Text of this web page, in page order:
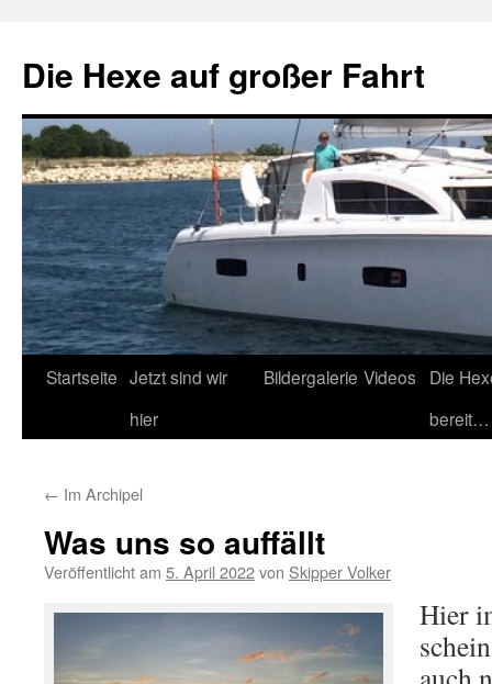
springen
Die Hexe auf großer Fahrt
Startseite Jetzt sind wir
hier
Bildergalerie Videos
Die
bereit…
← Im Archipel
Was uns so auffällt
Veröffentlicht am 5. April 2022von Skipper Volker
Hier